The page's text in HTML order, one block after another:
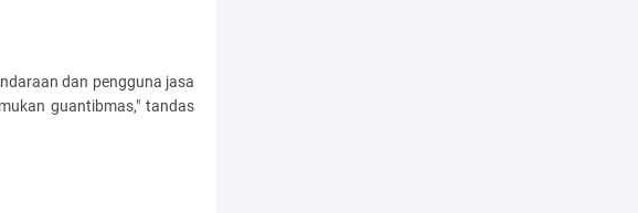
dan pengguna jasa
guantibmas," tandas